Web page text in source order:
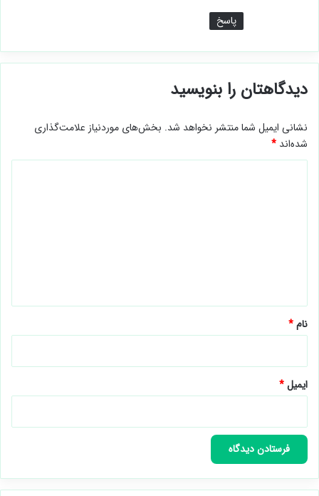
پاسخ
دیدگاهتان را بنویسید
نشانی ایمیل شما منتشر نخواهد شد. بخش‌های موردنیاز علامت‌گذاری
شده‌اند *
نام*
ایمیل*